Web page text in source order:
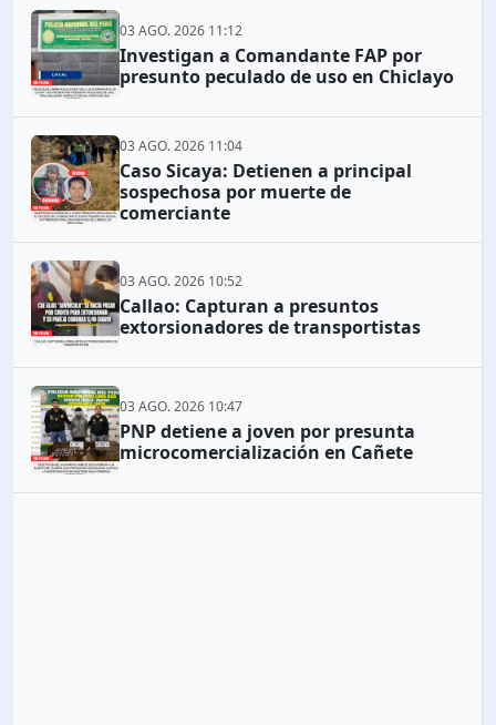
03 AGO. 2026 11:12
Investigan a Comandante FAP por
presunto peculado de uso en Chiclayo
03 AGO. 2026 11:04
Caso Sicaya: Detienen a principal
sospechosa por muerte de
comerciante
03 AGO. 2026 10:52
Callao: Capturan a presuntos
extorsionadores de transportistas
03 AGO. 2026 10:47
PNP detiene a joven por presunta
microcomercialización en Cañete